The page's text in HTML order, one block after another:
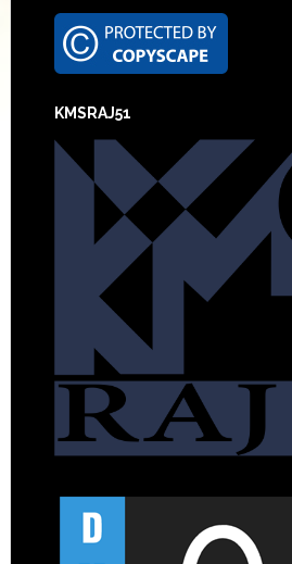
Footer
KMSRAJ51